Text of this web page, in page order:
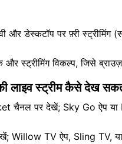
और डेस्कटॉप पर फ़्री
स्ट्रीमिंग विकल्प, जिसे
लाइव स्ट्रीम कैसे देख
चैनल पर देखें; Sky Go ऐप या
Willow TV ऐप, Sling TV, या